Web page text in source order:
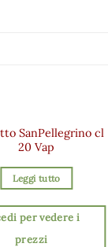
SanPellegrino cl
20 Vap
Leggi tutto
per vedere i
prezzi